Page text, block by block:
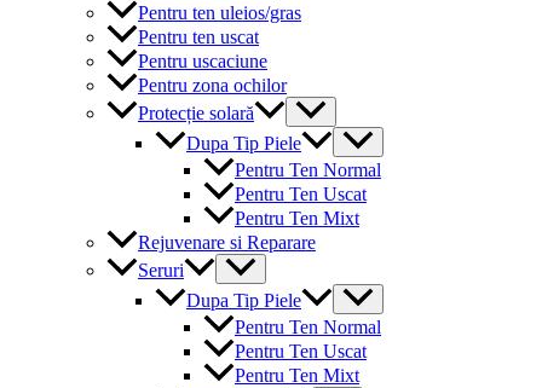
Pentru ten uleios/gras
Pentru ten uscat
Pentru uscaciune
Pentru zona ochilor
Protecție solară
Menu
Toggle
Dupa Tip Piele
Menu
Toggle
Pentru Ten Normal
Pentru Ten Uscat
Pentru Ten Mixt
Rejuvenare si Reparare
Seruri
Menu
Toggle
Dupa Tip Piele
Menu
Toggle
Pentru Ten Normal
Pentru Ten Uscat
Pentru Ten Mixt